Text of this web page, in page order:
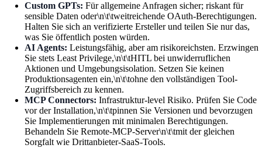
Custom GPTs: Für allgemeine Anfragen sicher; riskant für
sensible Daten oder\n\t\tweitreichende OAuth-Berechtigungen.
Halten Sie sich an verifizierte Ersteller und teilen Sie nur das,
was Sie öffentlich posten würden.
AI Agents: Leistungsfähig, aber am risikoreichsten. Erzwingen
Sie stets Least Privilege,\n\t\tHITL bei unwiderruflichen
Aktionen und Umgebungsisolation. Setzen Sie keinen
Produktionsagenten ein,\n\t\tohne den vollständigen Tool-
Zugriffsbereich zu kennen.
MCP Connectors: Infrastruktur-level Risiko. Prüfen Sie Code
vor der Installation,\n\t\tpinnen Sie Versionen und bevorzugen
Sie Implementierungen mit minimalen Berechtigungen.
Behandeln Sie Remote-MCP-Server\n\t\tmit der gleichen
Sorgfalt wie Drittanbieter-SaaS-Tools.